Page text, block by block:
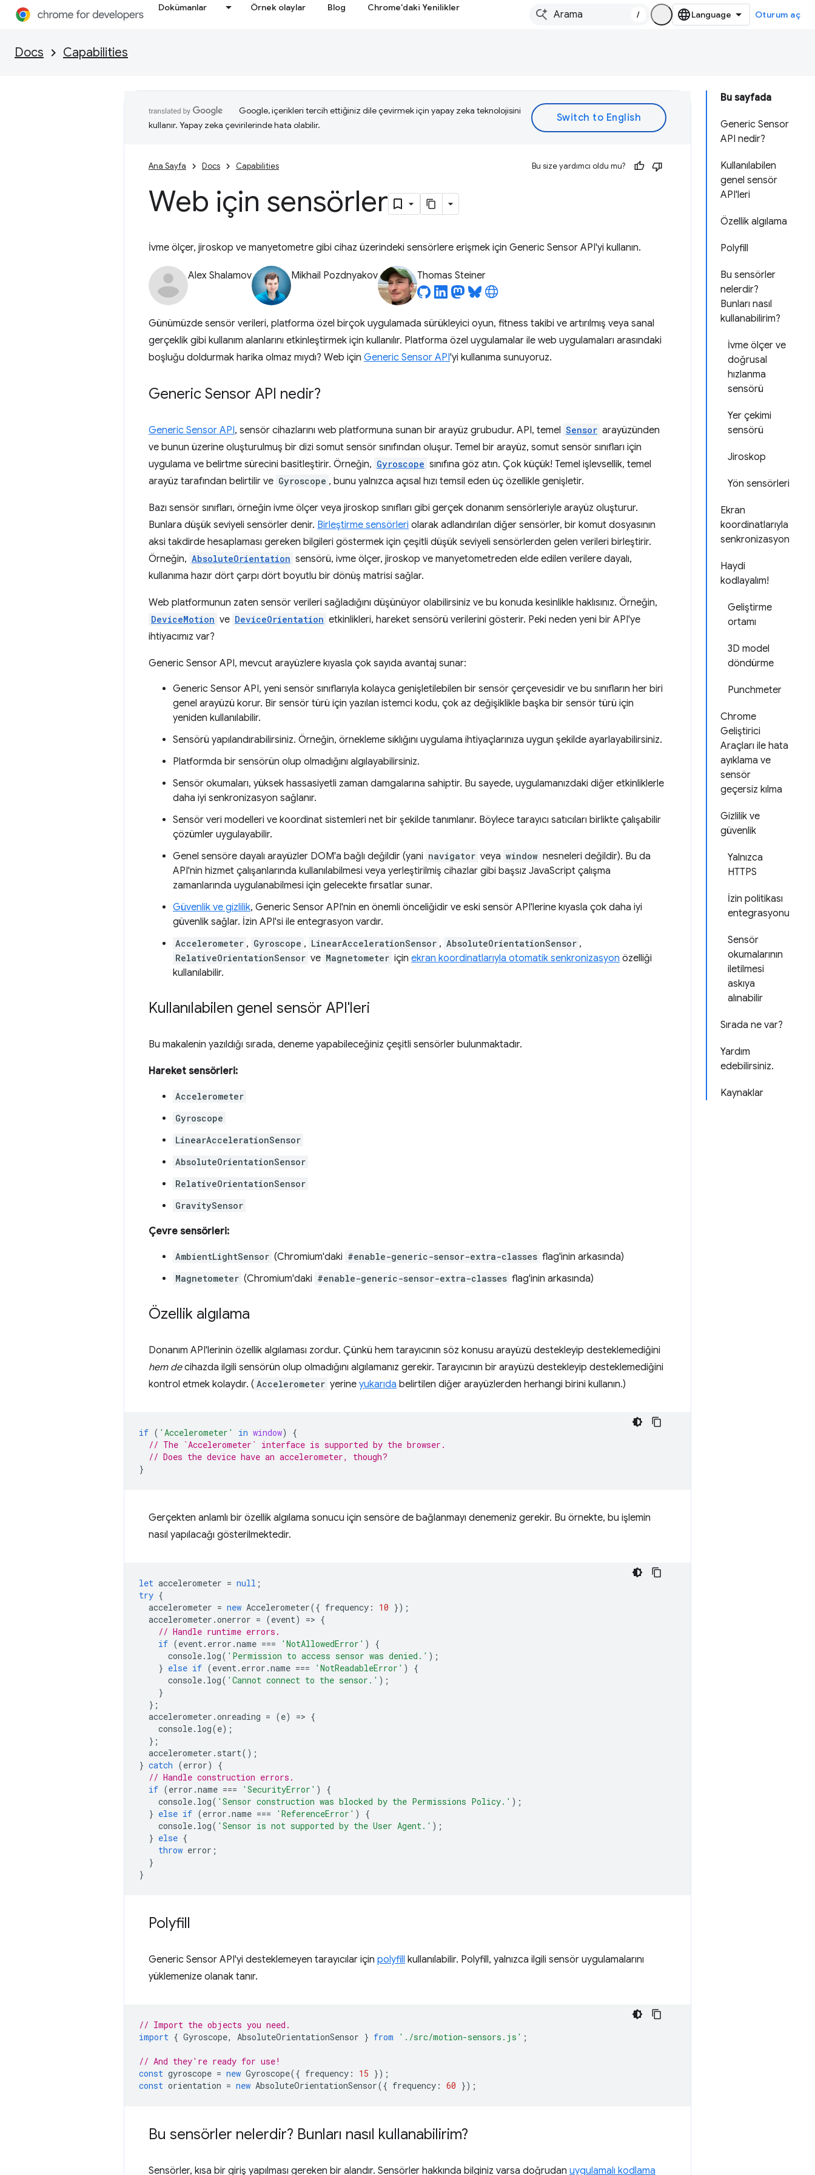
Dokümanlar Örnek olaylar Blog Chrome'daki Yenilikler
/ Oturum aç
Docs Capabilities
Bu sayfada
Generic Sensor
API nedir?
Kullanılabilen
genel sensör
API'leri
Özellik algılama
Polyfill
Bu sensörler
nelerdir?
Bunları nasıl
kullanabilirim?
İvme ölçer ve
doğrusal
hızlanma
sensörü
Yer çekimi
sensörü
Jiroskop
Yön sensörleri
Ekran
koordinatlarıyla
senkronizasyon
Haydi
kodlayalım!
Geliştirme
ortamı
3D model
döndürme
Punchmeter
Chrome
Geliştirici
Araçları ile hata
ayıklama ve
sensör
geçersiz kılma
Gizlilik ve
güvenlik
Yalnızca
HTTPS
İzin politikası
entegrasyonu
Sensör
okumalarının
iletilmesi
askıya
alınabilir
Sırada ne var?
Yardım
edebilirsiniz.
Kaynaklar
Google, içerikleri tercih ettiğiniz dile çevirmek için yapay zeka teknolojisini
kullanır. Yapay zeka çevirilerinde hata olabilir.
Ana Sayfa Docs Capabilities Bu size yardımcı oldu mu?
Web için sensörler
İvme ölçer, jiroskop ve manyetometre gibi cihaz üzerindeki sensörlere erişmek için Generic Sensor API'yi kullanın.
Alex Shalamov Mikhail Pozdnyakov Thomas Steiner
Günümüzde sensör verileri, platforma özel birçok uygulamada sürükleyici oyun, fitness takibi ve artırılmış veya sanal
gerçeklik gibi kullanım alanlarını etkinleştirmek için kullanılır. Platforma özel uygulamalar ile web uygulamaları arasındaki
boşluğu doldurmak harika olmaz mıydı? Web için Generic Sensor API'yi kullanıma sunuyoruz.
Generic Sensor API nedir?
Generic Sensor API, sensör cihazlarını web platformuna sunan bir arayüz grubudur. API, temel Sensor arayüzünden
ve bunun üzerine oluşturulmuş bir dizi somut sensör sınıfından oluşur. Temel bir arayüz, somut sensör sınıfları için
uygulama ve belirtme sürecini basitleştirir. Örneğin, Gyroscope sınıfına göz atın. Çok küçük! Temel işlevsellik, temel
arayüz tarafından belirtilir ve Gyroscope , bunu yalnızca açısal hızı temsil eden üç özellikle genişletir.
Bazı sensör sınıfları, örneğin ivme ölçer veya jiroskop sınıfları gibi gerçek donanım sensörleriyle arayüz oluşturur.
Bunlara düşük seviyeli sensörler denir. Birleştirme sensörleri olarak adlandırılan diğer sensörler, bir komut dosyasının
aksi takdirde hesaplaması gereken bilgileri göstermek için çeşitli düşük seviyeli sensörlerden gelen verileri birleştirir.
Örneğin, AbsoluteOrientation sensörü, ivme ölçer, jiroskop ve manyetometreden elde edilen verilere dayalı,
kullanıma hazır dört çarpı dört boyutlu bir dönüş matrisi sağlar.
Web platformunun zaten sensör verileri sağladığını düşünüyor olabilirsiniz ve bu konuda kesinlikle haklısınız. Örneğin,
DeviceMotion ve DeviceOrientation etkinlikleri, hareket sensörü verilerini gösterir. Peki neden yeni bir API'ye
ihtiyacımız var?
Generic Sensor API, mevcut arayüzlere kıyasla çok sayıda avantaj sunar:
Generic Sensor API, yeni sensör sınıflarıyla kolayca genişletilebilen bir sensör çerçevesidir ve bu sınıfların her biri
genel arayüzü korur. Bir sensör türü için yazılan istemci kodu, çok az değişiklikle başka bir sensör türü için
yeniden kullanılabilir.
Sensörü yapılandırabilirsiniz. Örneğin, örnekleme sıklığını uygulama ihtiyaçlarınıza uygun şekilde ayarlayabilirsiniz.
Platformda bir sensörün olup olmadığını algılayabilirsiniz.
Sensör okumaları, yüksek hassasiyetli zaman damgalarına sahiptir. Bu sayede, uygulamanızdaki diğer etkinliklerle
daha iyi senkronizasyon sağlanır.
Sensör veri modelleri ve koordinat sistemleri net bir şekilde tanımlanır. Böylece tarayıcı satıcıları birlikte çalışabilir
çözümler uygulayabilir.
Genel sensöre dayalı arayüzler DOM'a bağlı değildir (yani navigator veya window nesneleri değildir). Bu da
API'nin hizmet çalışanlarında kullanılabilmesi veya yerleştirilmiş cihazlar gibi başsız JavaScript çalışma
zamanlarında uygulanabilmesi için gelecekte fırsatlar sunar.
Güvenlik ve gizlilik, Generic Sensor API'nin en önemli önceliğidir ve eski sensör API'lerine kıyasla çok daha iyi
güvenlik sağlar. İzin API'si ile entegrasyon vardır.
Accelerometer , Gyroscope , LinearAccelerationSensor , AbsoluteOrientationSensor ,
RelativeOrientationSensor ve Magnetometer için ekran koordinatlarıyla otomatik senkronizasyon özelliği
kullanılabilir.
Kullanılabilen genel sensör API'leri
Bu makalenin yazıldığı sırada, deneme yapabileceğiniz çeşitli sensörler bulunmaktadır.
Hareket sensörleri:
Accelerometer
Gyroscope
LinearAccelerationSensor
AbsoluteOrientationSensor
RelativeOrientationSensor
GravitySensor
Çevre sensörleri:
AmbientLightSensor (Chromium'daki #enable-generic-sensor-extra-classes flag'inin arkasında)
Magnetometer (Chromium'daki #enable-generic-sensor-extra-classes flag'inin arkasında)
Özellik algılama
Donanım API'lerinin özellik algılaması zordur. Çünkü hem tarayıcının söz konusu arayüzü destekleyip desteklemediğini
hem decihazda ilgili sensörün olup olmadığını algılamanız gerekir. Tarayıcının bir arayüzü destekleyip desteklemediğini
kontrol etmek kolaydır. ( Accelerometer yerine yukarıda belirtilen diğer arayüzlerden herhangi birini kullanın.)
if ( 'Accelerometer' in window)
{
// The `Accelerometer` interface is supported by the browser.
// Does the device have an accelerometer, though?
}
Gerçekten anlamlı bir özellik algılama sonucu için sensöre de bağlanmayı denemeniz gerekir. Bu örnekte, bu işlemin
nasıl yapılacağı gösterilmektedir.
let accelerometer = null ;
try {
accelerometer = new Accelerometer({ frequency : 10 });
accelerometer .onerror = (event) => {
// Handle runtime errors.
if (event. error .name === 'NotAllowedError' )
{
console. log( 'Permission to access sensor was denied.' );
} else if (event. error .name === 'NotReadableError' )
{
console. log( 'Cannot connect to the sensor.' );
}
};
accelerometer .onreading = (e) => {
console. log(e);
};
accelerometer . start();
} catch (error)
{
// Handle construction errors.
if (error .name === 'SecurityError' )
{
console. log( 'Sensor construction was blocked by the Permissions Policy.' );
} else if (error .name === 'ReferenceError' )
{
console. log( 'Sensor is not supported by the User Agent.' );
} else {
throw error ;
}
}
Polyfill
Generic Sensor API'yi desteklemeyen tarayıcılar için polyfill kullanılabilir. Polyfill, yalnızca ilgili sensör uygulamalarını
yüklemenize olanak tanır.
// Import the objects you need.
import { Gyroscope, AbsoluteOrientationSensor } from './src/motion-sensors.js' ;
// And they're ready for use!
const gyroscope = new Gyroscope({ frequency : 15 });
const orientation = new AbsoluteOrientationSensor({ frequency : 60 });
Bu sensörler nelerdir? Bunları nasıl kullanabilirim?
Sensörler, kısa bir giriş yapılması gereken bir alandır. Sensörler hakkında bilginiz varsa doğrudan uygulamalı kodlama